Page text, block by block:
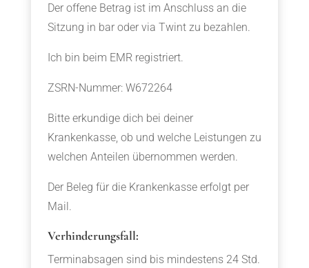
Der offene Betrag ist im Anschluss an die
Sitzung in bar oder via Twint zu bezahlen.
Ich bin beim EMR registriert.
ZSRN-Nummer: W672264
Bitte erkundige dich bei deiner
Krankenkasse, ob und welche Leistungen zu
welchen Anteilen übernommen werden.
Der Beleg für die Krankenkasse erfolgt per
Mail.
Verhinderungsfall:
Terminabsagen sind bis mindestens 24 Std.